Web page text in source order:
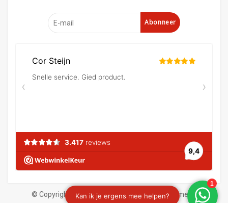
Abonneer
© Copyright 2026 Verf en behangland | Algemene